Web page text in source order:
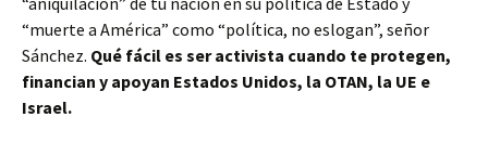
“muerte a América” como “política, no eslogan”, señor
Sánchez. Qué fácil es ser activista cuando te protegen,
financian y apoyan Estados Unidos, la OTAN, la UE e
Israel.